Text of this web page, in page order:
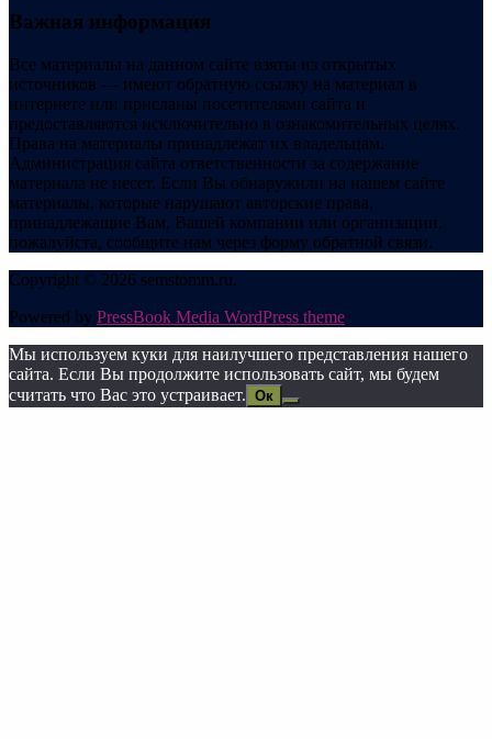
Важная информация
Все материалы на данном сайте взяты из открытых
источников — имеют обратную ссылку на материал в
интернете или присланы посетителями сайта и
предоставляются исключительно в ознакомительных целях.
Права на материалы принадлежат их владельцам.
Администрация сайта ответственности за содержание
материала не несет. Если Вы обнаружили на нашем сайте
материалы, которые нарушают авторские права,
принадлежащие Вам, Вашей компании или организации,
пожалуйста, сообщите нам через форму обратной связи.
Copyright © 2026 semstomm.ru.
Powered by PressBook Media WordPress theme
Мы используем куки для наилучшего представления нашего
сайта. Если Вы продолжите использовать сайт, мы будем
считать что Вас это устраивает. Ок